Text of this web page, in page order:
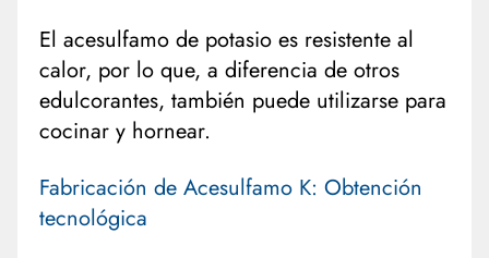
El acesulfamo de potasio es resistente al
calor, por lo que, a diferencia de otros
edulcorantes, también puede utilizarse para
cocinar y hornear.
Fabricación de Acesulfamo K: Obtención
tecnológica